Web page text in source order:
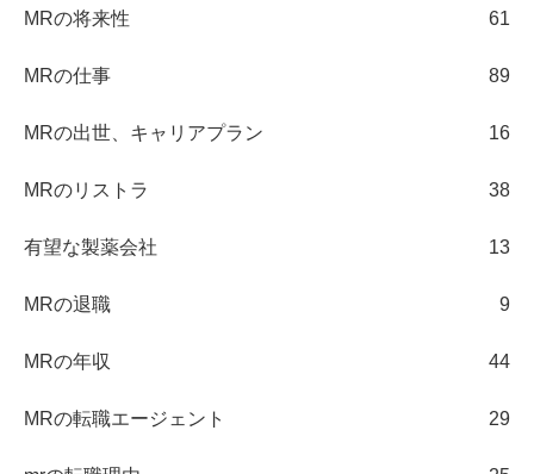
MRの将来性 61
MRの仕事 89
MRの出世、キャリアプラン 16
MRのリストラ 38
有望な製薬会社 13
MRの退職 9
MRの年収 44
MRの転職エージェント 29